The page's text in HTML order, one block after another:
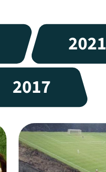
2021
2017